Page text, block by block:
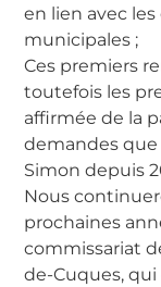
en lien avec
municipales ;
Ces premiers
toutefois les
affirmée de la
demandes
Simon depuis
Nous
prochaines
commissariat
de-Cuques, qui